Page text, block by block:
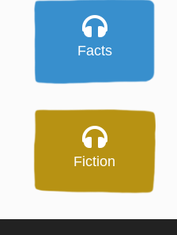
Facts
Fiction